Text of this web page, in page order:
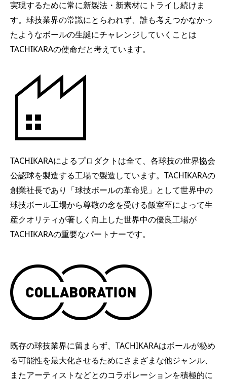
実現するために常に新製法・新素材にトライし続けま
す。球技業界の常識にとらわれず、誰も考えつかなかっ
たようなボールの生誕にチャレンジしていくことは
TACHIKARAの使命だと考えています。
TACHIKARAによるプロダクトは全て、各球技の世界協会
公認球を製造する工場で製造しています。TACHIKARAの
創業社長であり「球技ボールの革命児」として世界中の
球技ボール工場から尊敬の念を受ける飯室至によって生
産クオリティが著しく向上した世界中の優良工場が
TACHIKARAの重要なパートナーです。
既存の球技業界に留まらず、TACHIKARAはボールが秘め
る可能性を最大化させるためにさまざまな他ジャンル、
またアーティストなどとのコラボレーションを積極的に